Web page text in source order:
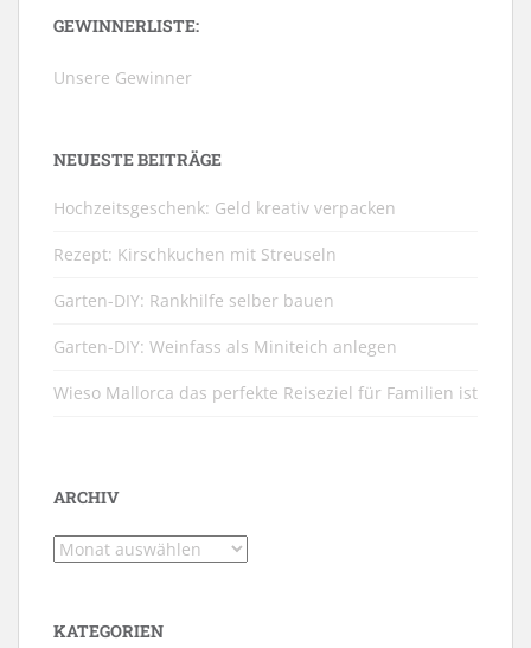
GEWINNERLISTE:
Unsere Gewinner
NEUESTE BEITRÄGE
Hochzeitsgeschenk: Geld kreativ verpacken
Rezept: Kirschkuchen mit Streuseln
Garten-DIY: Rankhilfe selber bauen
Garten-DIY: Weinfass als Miniteich anlegen
Wieso Mallorca das perfekte Reiseziel für Familien ist
ARCHIV
Archiv
KATEGORIEN